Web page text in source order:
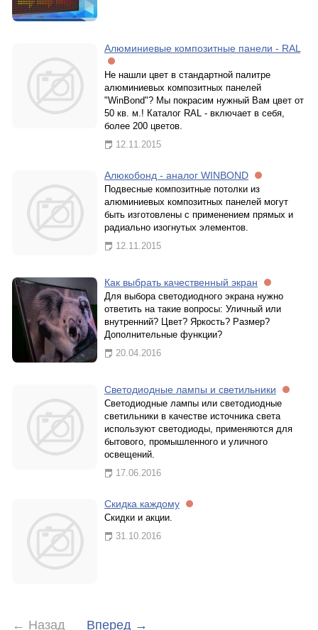
Алюминиевые композитные панели - RAL
Не нашли цвет в стандартной палитре
алюминиевых композитных панелей
"WinBond"? Мы покрасим нужный Вам цвет от
50 кв. м.! Каталог RAL - включает в себя,
более 200 цветов.
12.11.2015
Алюкобонд - аналог WINBOND
Подвесные композитные потолки из
алюминиевых композитных панелей могут
быть изготовлены с применением прямых и
радиально изогнутых элементов.
12.11.2015
Как выбрать качественный экран
Для выбора светодиодного экрана нужно
ответить на такие вопросы: Уличный или
внутренний? Цвет? Яркость? Размер?
Дополнительные функции?
20.04.2016
Светодиодные лампы и светильники
Светодиодные лампы или светодиодные
светильники в качестве источника света
используют светодиоды, применяются для
бытового, промышленного и уличного
освещений.
17.06.2016
Скидка каждому
Скидки и акции.
31.10.2016
← Назад Вперед →